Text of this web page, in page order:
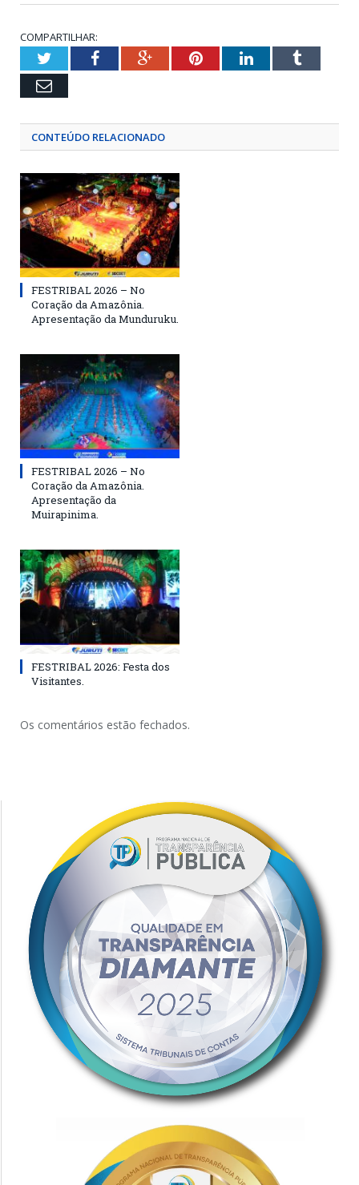
COMPARTILHAR:
TwitterFacebookGoogle+PinterestLinkedInTumblr
Email
CONTEÚDO RELACIONADO
FESTRIBAL 2026 – No
Coração da Amazônia.
Apresentação da Munduruku.
FESTRIBAL 2026 – No
Coração da Amazônia.
Apresentação da
Muirapinima.
FESTRIBAL 2026: Festa dos
Visitantes.
Os comentários estão fechados.